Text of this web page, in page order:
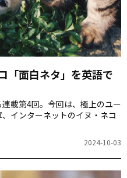
「面白ネタ」を英語で
載第4回。今回は、極上のユー
インターネットのイヌ・ネコ
2024-10-03